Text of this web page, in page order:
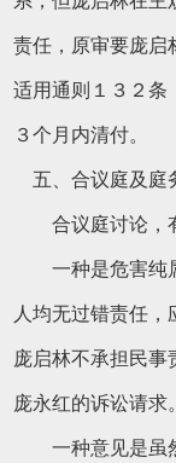
责任，原审要庞启
适用通则１３２条
３个月内清付。
五、合议庭及庭
合议庭讨论，有
一种是危害纯属
人均无过错责任，
庞启林不承担民事
庞永红的诉讼请求。
一种意见是虽然